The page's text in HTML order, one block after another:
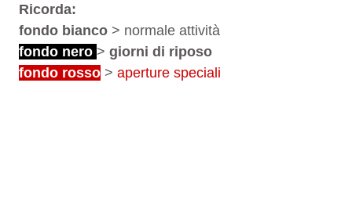
Ricorda:
fondo bianco > normale attività
fondo nero > giorni di riposo
fondo rosso > aperture speciali